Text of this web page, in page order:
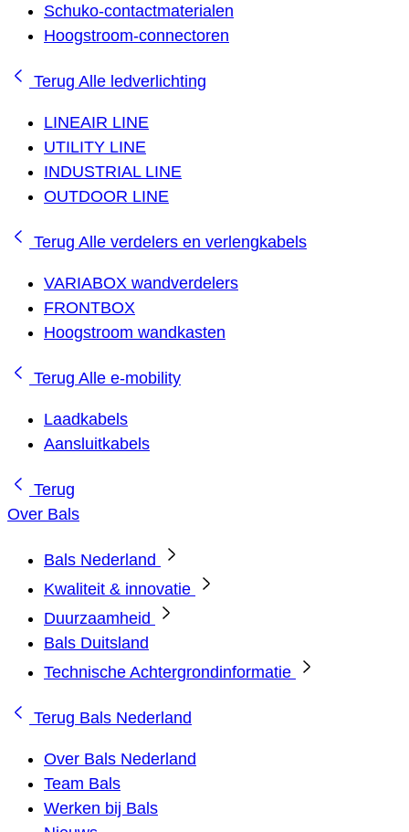
Schuko-contactmaterialen
Hoogstroom-connectoren
Terug Alle ledverlichting
LINEAIR LINE
UTILITY LINE
INDUSTRIAL LINE
OUTDOOR LINE
Terug Alle verdelers en verlengkabels
VARIABOX wandverdelers
FRONTBOX
Hoogstroom wandkasten
Terug Alle e-mobility
Laadkabels
Aansluitkabels
Terug
Over Bals
Bals Nederland
Kwaliteit & innovatie
Duurzaamheid
Bals Duitsland
Technische Achtergrondinformatie
Terug Bals Nederland
Over Bals Nederland
Team Bals
Werken bij Bals